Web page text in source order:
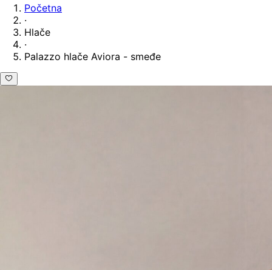
Početna
·
Hlače
·
Palazzo hlače Aviora - smeđe